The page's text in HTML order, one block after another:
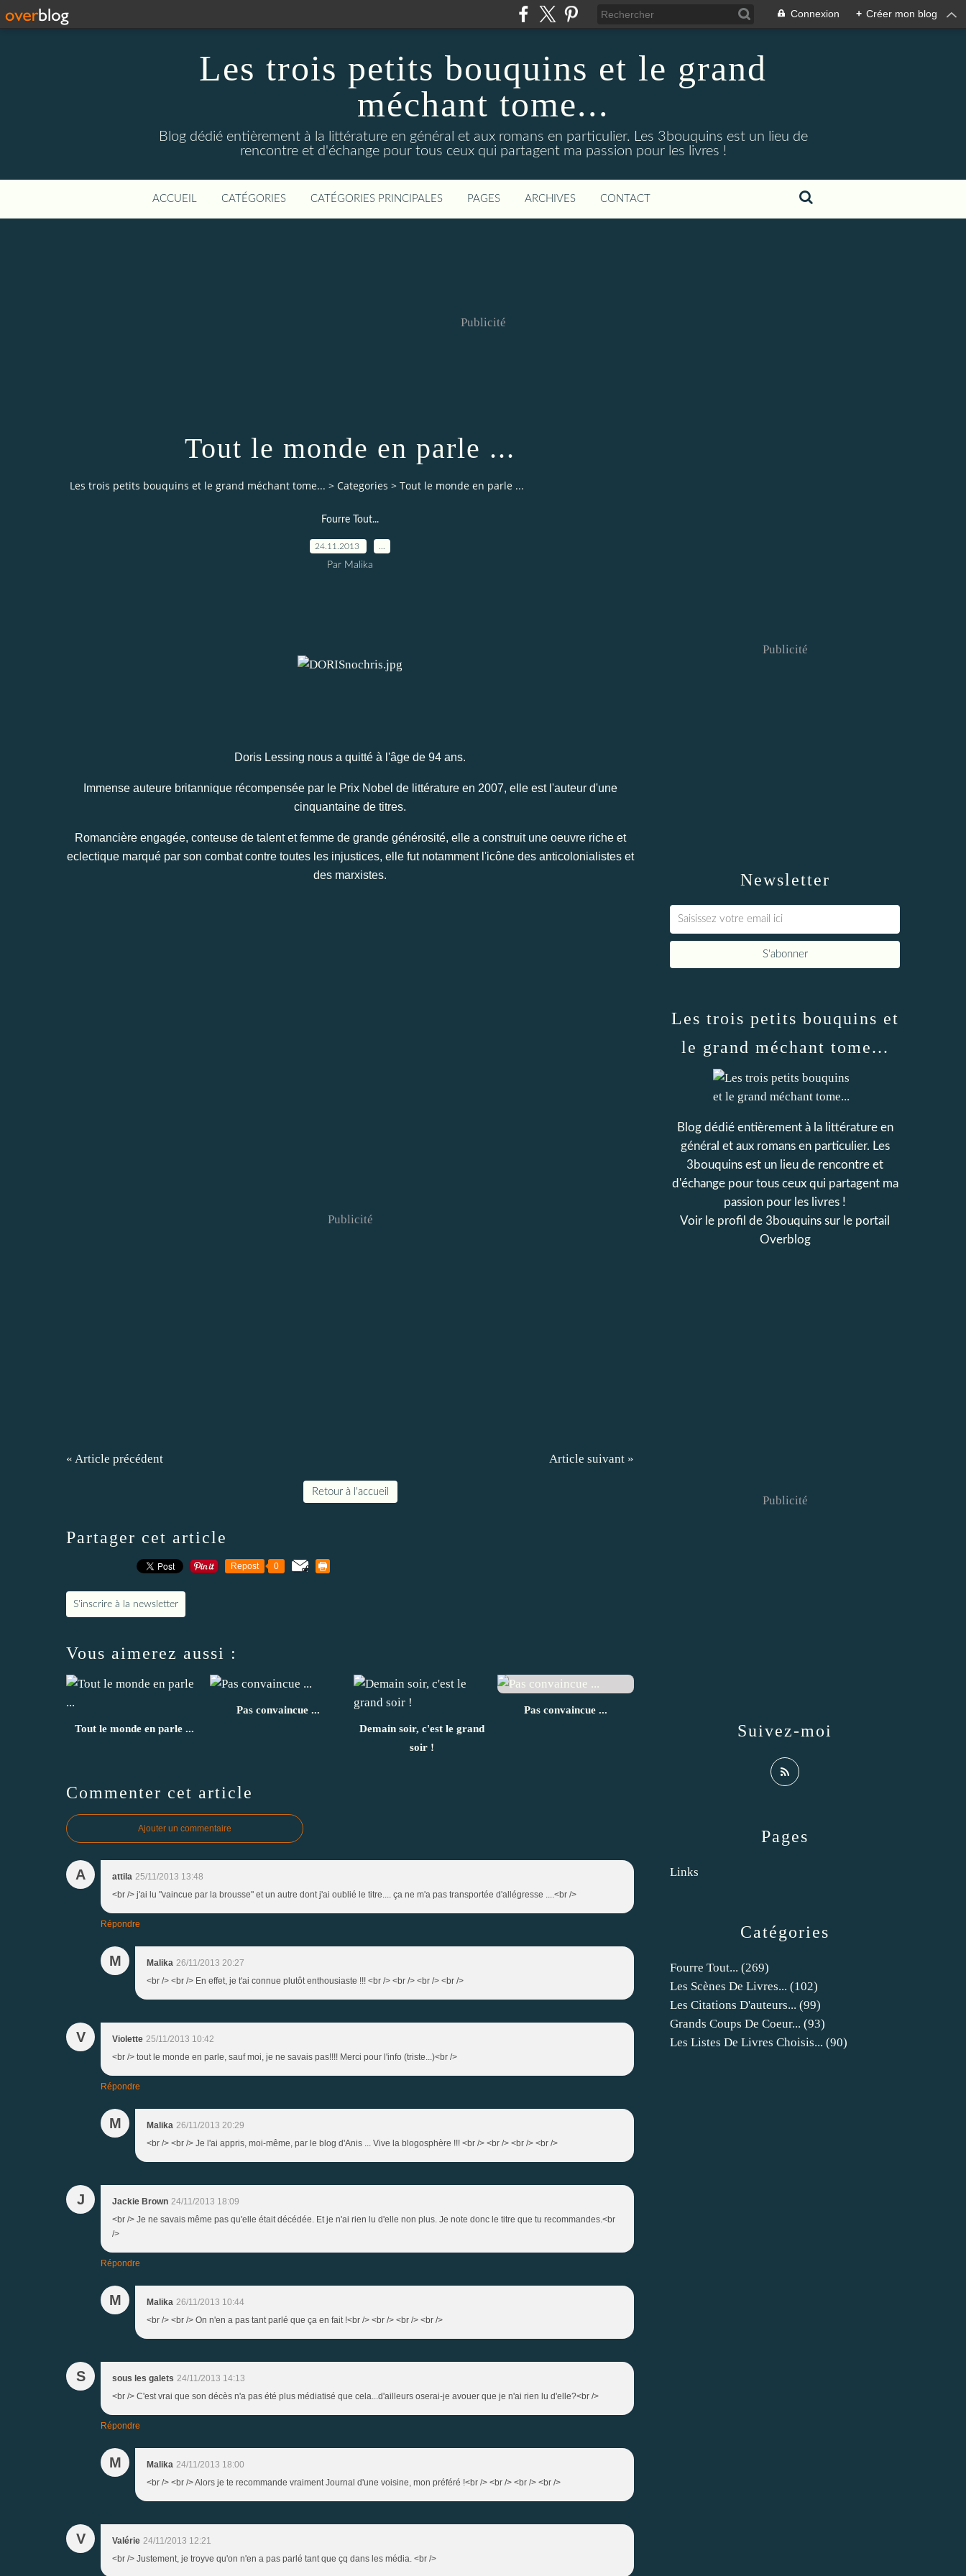
Connexion + Créer mon blog
Les trois petits bouquins et le grand
méchant tome...
Blog dédié entièrement à la littérature en général et aux romans en particulier. Les 3bouquins est un lieu de
rencontre et d'échange pour tous ceux qui partagent ma passion pour les livres !
ACCUEIL CATÉGORIES CATÉGORIES PRINCIPALES PAGES ARCHIVES CONTACT
Publicité
Tout le monde en parle ...
Les trois petits bouquins et le grand méchant tome... > Categories > Tout le monde en parle ...
Fourre Tout...
24.11.2013
Par Malika
Doris Lessing nous a quitté à l'âge de 94 ans.
Immense auteure britannique récompensée par le Prix Nobel de littérature en 2007, elle est l'auteur d'une
cinquantaine de titres.
Romancière engagée, conteuse de talent et femme de grande générosité, elle a construit une oeuvre riche et
eclectique marqué par son combat contre toutes les injustices, elle fut notamment l'icône des anticolonialistes et
des marxistes.
Publicité
« Article précédent Article suivant »
Retour à l'accueil
Partager cet article
Repost 0
S'inscrire à la newsletter
Vous aimerez aussi :
Tout le monde en parle ...
Pas convaincue ...
Demain soir, c'est le grand
soir !
Pas convaincue ...
Commenter cet article
Ajouter un commentaire
A attila 25/11/2013 13:48
<br /> j'ai lu "vaincue par la brousse" et un autre dont j'ai oublié le titre.... ça ne m'a pas transportée d'allégresse ....<br />
Répondre
M Malika 26/11/2013 20:27
<br /> <br /> En effet, je t'ai connue plutôt enthousiaste !!! <br /> <br /> <br /> <br />
V Violette 25/11/2013 10:42
<br /> tout le monde en parle, sauf moi, je ne savais pas!!!! Merci pour l'info (triste...)<br />
Répondre
M Malika 26/11/2013 20:29
<br /> <br /> Je l'ai appris, moi-même, par le blog d'Anis ... Vive la blogosphère !!! <br /> <br /> <br /> <br />
J Jackie Brown 24/11/2013 18:09
<br /> Je ne savais même pas qu'elle était décédée. Et je n'ai rien lu d'elle non plus. Je note donc le titre que tu recommandes.<br
/>
Répondre
M Malika 26/11/2013 10:44
<br /> <br /> On n'en a pas tant parlé que ça en fait !<br /> <br /> <br /> <br />
S sous les galets 24/11/2013 14:13
<br /> C'est vrai que son décès n'a pas été plus médiatisé que cela...d'ailleurs oserai-je avouer que je n'ai rien lu d'elle?<br />
Répondre
M Malika 24/11/2013 18:00
<br /> <br /> Alors je te recommande vraiment Journal d'une voisine, mon préféré !<br /> <br /> <br /> <br />
V Valérie 24/11/2013 12:21
<br /> Justement, je troyve qu'on n'en a pas parlé tant que çq dans les média. <br />
Newsletter
Publicité
Catégories
Fourre Tout... (269)
Les Scènes De Livres... (102)
Les Citations D'auteurs... (99)
Grands Coups De Coeur... (93)
Les Listes De Livres Choisis... (90)
Pages
Links
Les trois petits bouquins et
le grand méchant tome...
Blog dédié entièrement à la littérature en
général et aux romans en particulier. Les
3bouquins est un lieu de rencontre et
d'échange pour tous ceux qui partagent ma
passion pour les livres !
Voir le profil de 3bouquins sur le portail
Overblog
Suivez-moi
Publicité